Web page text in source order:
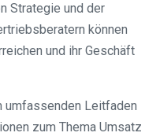
Strategie und der
können
und ihr Geschäft
umfassenden Leitfaden
zum Thema Umsatz